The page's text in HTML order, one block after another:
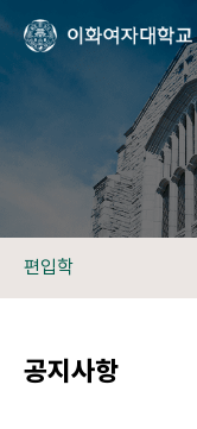
편입학
공지사항